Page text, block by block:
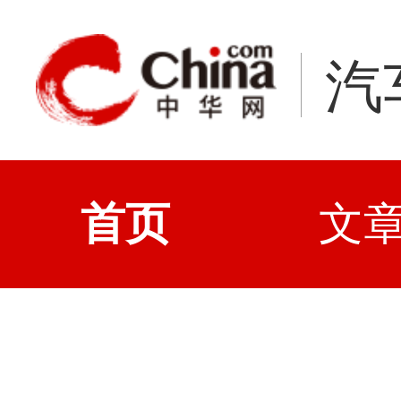
汽
首页 文